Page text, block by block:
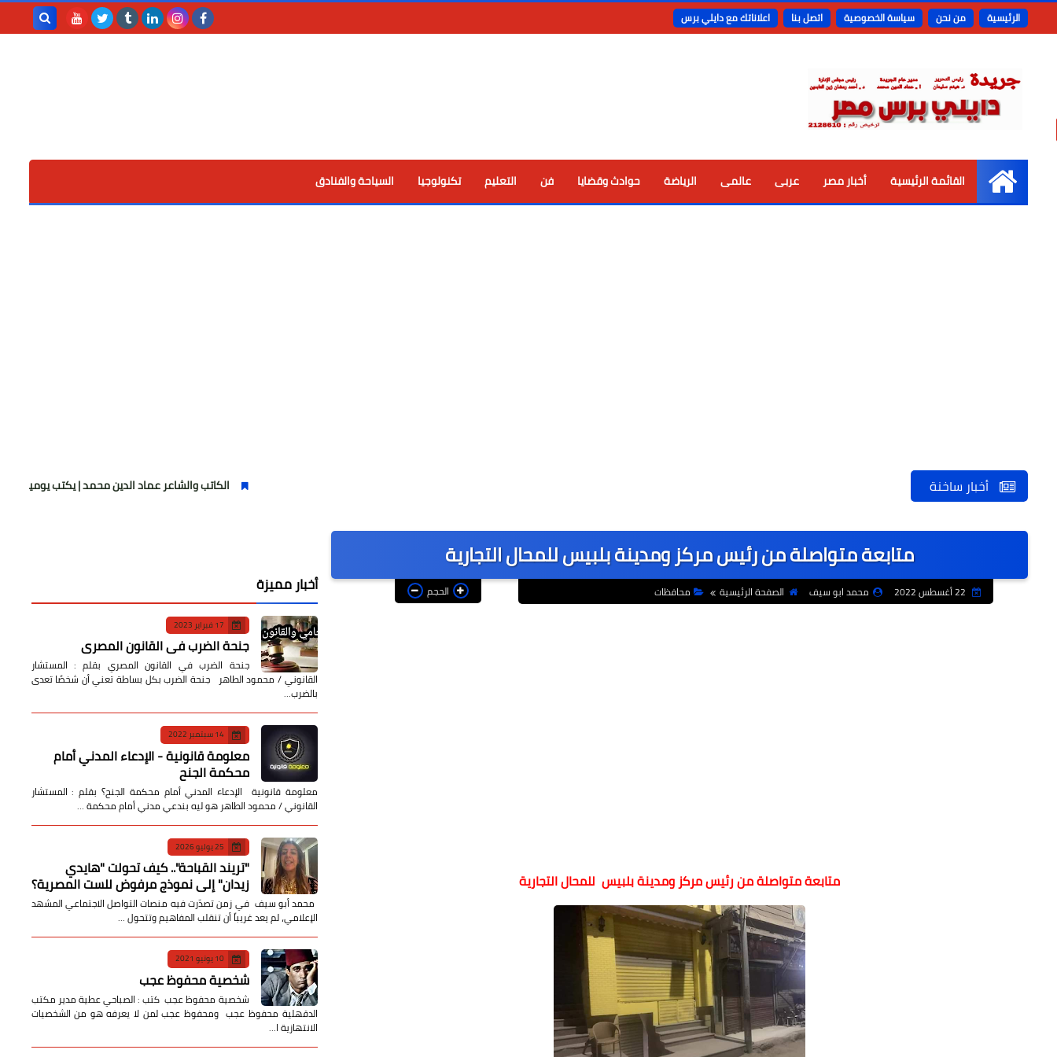
الرئيسية من نحن سياسة الخصوصية اتصل بنا اعلاناتك مع دايلي برس
الرئيسية
القائمة الرئيسية أخبار مصر عربى عالمى الرياضة حوادث وقضايا فن التعليم تكنولوجيا السياحة والفنادق
أخبار ساخنة الكاتب والشاعر عماد الدين محمد | يكتب يوميات شاعر وقصيدة :
متابعة متواصلة من رئيس مركز ومدينة بلبيس للمحال التجارية
محمد ابو سيف الصفحة الرئيسية محافظات الحجم
متابعة متواصلة من رئيس مركز ومدينة بلبيس للمحال التجارية
أخبار مميزة
17 فبراير 2023
جنحة الضرب في القانون المصري
جنحة الضرب في القانون المصري بقلم : المستشار
القانوني / محمود الطاهر جنحة الضرب بكل بساطة تعني أن شخصًا تعدى
بالضرب…
14 سبتمبر 2022
معلومة قانونية - الإدعاء المدني أمام
محكمة الجنح
معلومة قانونية الإدعاء المدني أمام محكمة الجنح؟ بقلم : المستشار
القانوني / محمود الطاهر هو ليه بندعي مدني أمام محكمة …
25 يوليو 2026
​"تريند القباحة".. كيف تحولت "هايدي
زيدان" إلى نموذج مرفوض للست المصرية؟
​ محمد أبو سيف ​في زمن تصدّرت فيه منصات التواصل الاجتماعي المشهد
الإعلامي، لم يعد غريباً أن تنقلب المفاهيم وتتحول …
10 يونيو 2021
شخصية محفوظ عجب
شخصية محفوظ عجب كتب : الصباحي عطية مدير مكتب
الدقهلية محفوظ عجب ومحفوظ عجب لمن لا يعرفه هو من الشخصيات
الانتهازية ا…